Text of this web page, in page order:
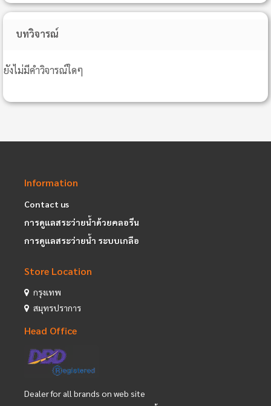
บทวิจารณ์
ยังไม่มีคำวิจารณ์ใดๆ
Information
Contact us
การดูแลสระว่ายน้ำด้วยคลอรีน
การดูแลสระว่ายน้ำ ระบบเกลือ
Store Location
กรุงเทพ
สมุทรปราการ
Head Office
Dealer for all brands on web site